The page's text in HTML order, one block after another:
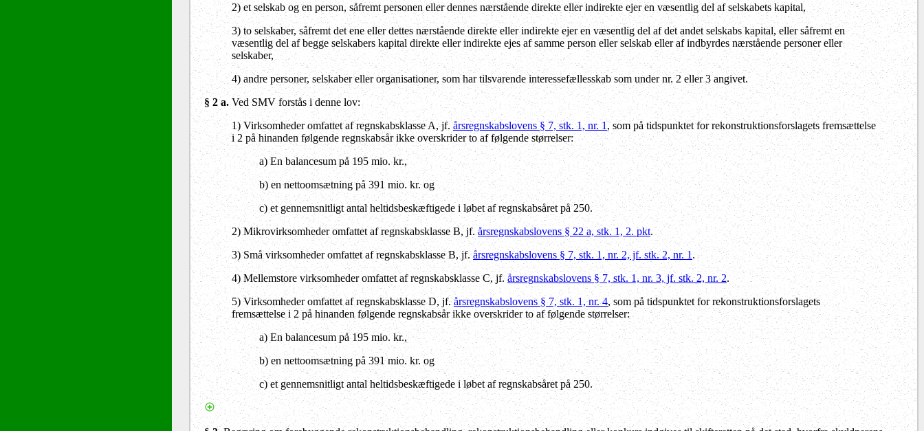
2) et selskab og en person, såfremt personen eller dennes nærstående direkte eller indirekte ejer en væsentlig del af selskabets kapital,
3) to selskaber, såfremt det ene eller dettes nærstående direkte eller indirekte ejer en væsentlig del af det andet selskabs kapital, eller såfremt en
væsentlig del af begge selskabers kapital direkte eller indirekte ejes af samme person eller selskab eller af indbyrdes nærstående personer eller
selskaber,
4) andre personer, selskaber eller organisationer, som har tilsvarende interessefællesskab som under nr. 2 eller 3 angivet.
§ 2 a.Ved SMV forstås i denne lov:
1) Virksomheder omfattet af regnskabsklasse A, jf. årsregnskabslovens § 7, stk. 1, nr. 1, som på tidspunktet for rekonstruktionsforslagets fremsættelse
i 2 på hinanden følgende regnskabsår ikke overskrider to af følgende størrelser:
a) En balancesum på 195 mio. kr.,
b) en nettoomsætning på 391 mio. kr. og
c) et gennemsnitligt antal heltidsbeskæftigede i løbet af regnskabsåret på 250.
2) Mikrovirksomheder omfattet af regnskabsklasse B, jf. årsregnskabslovens § 22 a, stk. 1, 2. pkt.
3) Små virksomheder omfattet af regnskabsklasse B, jf.årsregnskabslovens § 7, stk. 1, nr. 2, jf. stk. 2, nr. 1.
4) Mellemstore virksomheder omfattet af regnskabsklasse C, jf.årsregnskabslovens § 7, stk. 1, nr. 3, jf. stk. 2, nr. 2.
5) Virksomheder omfattet af regnskabsklasse D, jf.årsregnskabslovens § 7, stk. 1, nr. 4, som på tidspunktet for rekonstruktionsforslagets
fremsættelse i 2 på hinanden følgende regnskabsår ikke overskrider to af følgende størrelser:
a) En balancesum på 195 mio. kr.,
b) en nettoomsætning på 391 mio. kr. og
c) et gennemsnitligt antal heltidsbeskæftigede i løbet af regnskabsåret på 250.